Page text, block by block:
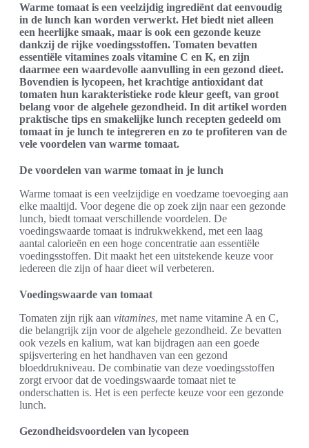
Warme tomaat is een veelzijdig ingrediënt dat eenvoudig
in de lunch kan worden verwerkt. Het biedt niet alleen
een heerlijke smaak, maar is ook een gezonde keuze
dankzij de rijke voedingsstoffen. Tomaten bevatten
essentiële vitamines zoals vitamine C en K, en zijn
daarmee een waardevolle aanvulling in een gezond dieet.
Bovendien is lycopeen, het krachtige antioxidant dat
tomaten hun karakteristieke rode kleur geeft, van groot
belang voor de algehele gezondheid. In dit artikel worden
praktische tips en smakelijke lunch recepten gedeeld om
tomaat in je lunch te integreren en zo te profiteren van de
vele voordelen van warme tomaat.
De voordelen van warme tomaat in je lunch
Warme tomaat is een veelzijdige en voedzame toevoeging aan
elke maaltijd. Voor degene die op zoek zijn naar een gezonde
lunch, biedt tomaat verschillende voordelen. De
voedingswaarde tomaat is indrukwekkend, met een laag
aantal calorieën en een hoge concentratie aan essentiële
voedingsstoffen. Dit maakt het een uitstekende keuze voor
iedereen die zijn of haar dieet wil verbeteren.
Voedingswaarde van tomaat
Tomaten zijn rijk aan vitamines, met name vitamine A en C,
die belangrijk zijn voor de algehele gezondheid. Ze bevatten
ook vezels en kalium, wat kan bijdragen aan een goede
spijsvertering en het handhaven van een gezond
bloeddrukniveau. De combinatie van deze voedingsstoffen
zorgt ervoor dat de voedingswaarde tomaat niet te
onderschatten is. Het is een perfecte keuze voor een gezonde
lunch.
Gezondheidsvoordelen van lycopeen